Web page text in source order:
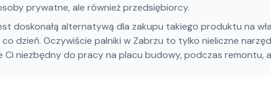
prywatne, ale również przedsiębiorcy.
doskonałą alternatywą dla zakupu takiego produktu na
dzień. Oczywiście palniki w Zabrzu to tylko nieliczne
Ci niezbędny do pracy na placu budowy, podczas remontu,